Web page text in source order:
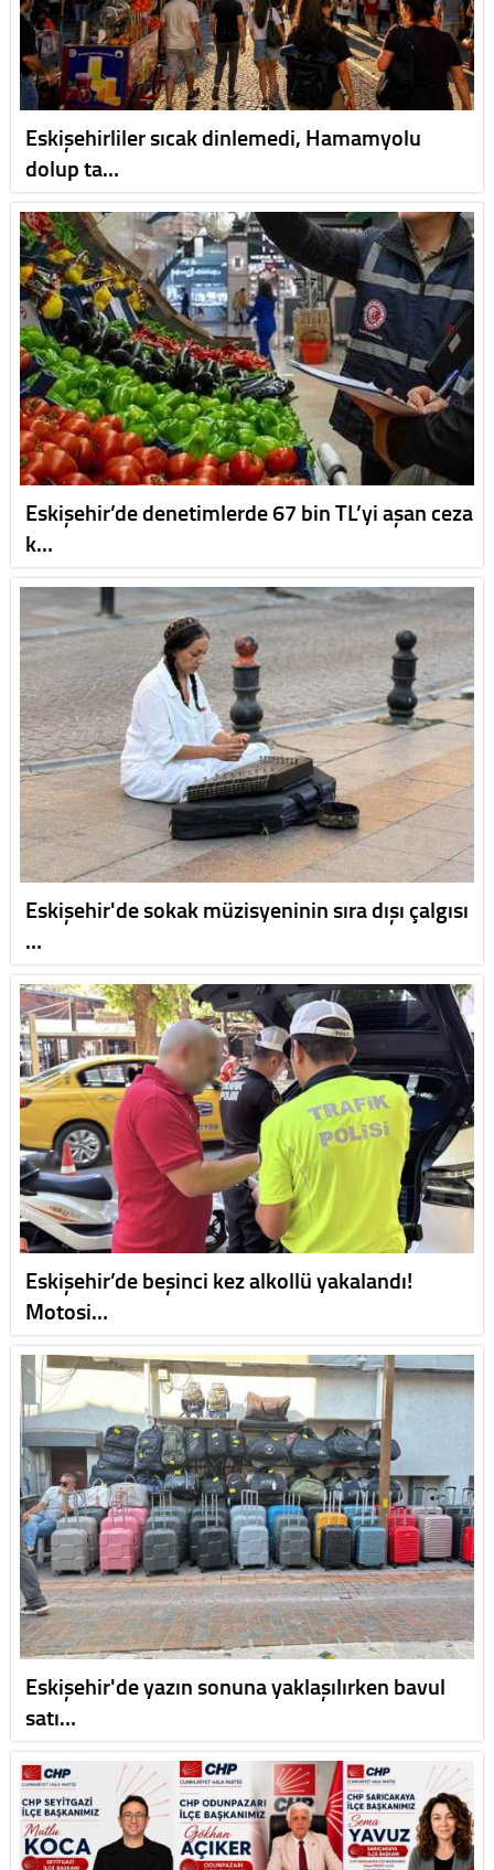
Eskişehirliler sıcak dinlemedi, Hamamyolu
dolup ta…
Eskişehir’de denetimlerde 67 bin TL’yi aşan ceza
k…
Eskişehir'de sokak müzisyeninin sıra dışı çalgısı
…
Eskişehir’de beşinci kez alkollü yakalandı!
Motosi…
Eskişehir'de yazın sonuna yaklaşılırken bavul
satı…